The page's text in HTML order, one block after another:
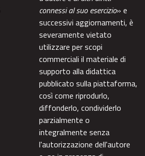
connessi al suo esercizio» e
successivi aggiornamenti, è
severamente vietato
utilizzare per scopi
commerciali il materiale di
supporto alla didattica
pubblicato sulla piattaforma,
così come riprodurlo,
diffonderlo, condividerlo
parzialmente o
integralmente senza
l'autorizzazione dell'autore